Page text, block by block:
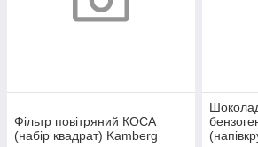
Фільтр повітряний КОСА
(набір квадрат) Kamberg